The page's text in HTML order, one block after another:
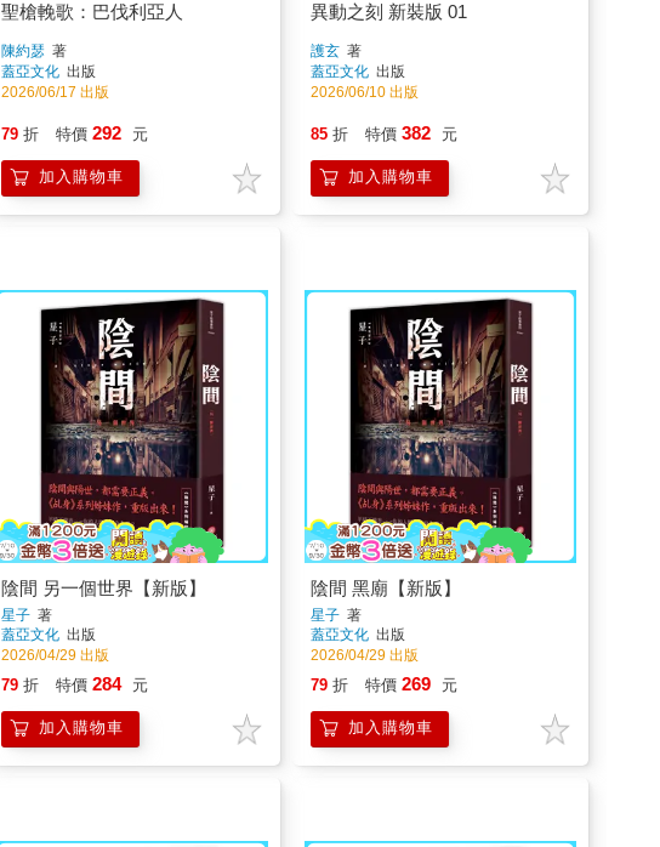
聖槍輓歌：巴伐利亞人
陳約瑟著
蓋亞文化 出版
2026/06/17 出版
79 折 特價 292 元
加入購物車
異動之刻 新裝版 01
護玄著
蓋亞文化 出版
2026/06/10 出版
85 折 特價 382 元
加入購物車
陰間 另一個世界【新版】
星子著
蓋亞文化 出版
2026/04/29 出版
79 折 特價 284 元
加入購物車
陰間 黑廟【新版】
星子著
蓋亞文化 出版
2026/04/29 出版
79 折 特價 269 元
加入購物車